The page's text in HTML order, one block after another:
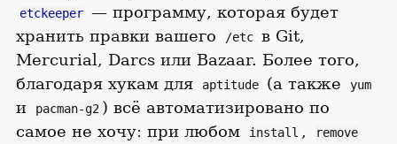
etckeeper — программу, которая будет
хранить правки вашего
/etc в Git,
Mercurial, Darcs или Bazaar. Более того,
благодаря хукам для
aptitude (а также yum
и pacman-g2 ) всё автоматизировано по
самое не хочу: при любом
install , remove